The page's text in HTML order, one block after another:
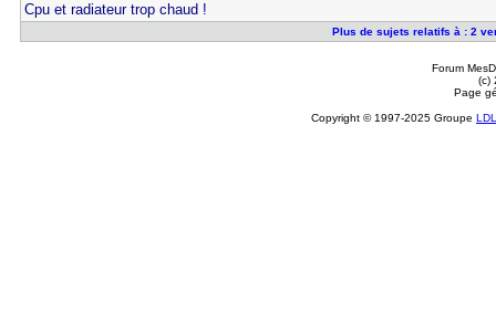
Cpu et radiateur trop chaud !
Plus de sujets relatifs à : 2
Forum
(c)
Page
Copyright © 1997-2025 Groupe